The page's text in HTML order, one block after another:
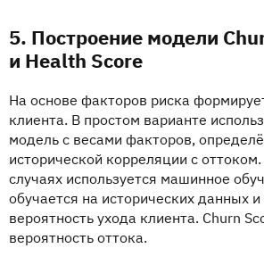
5. Построение модели
и Health Score
На основе факторов риска
клиента. В простом варианте
модель с весами факторов,
исторической корреляции с
случаях используется машинное
обучается на исторических данных
вероятность ухода клиента. Churn
вероятность оттока.